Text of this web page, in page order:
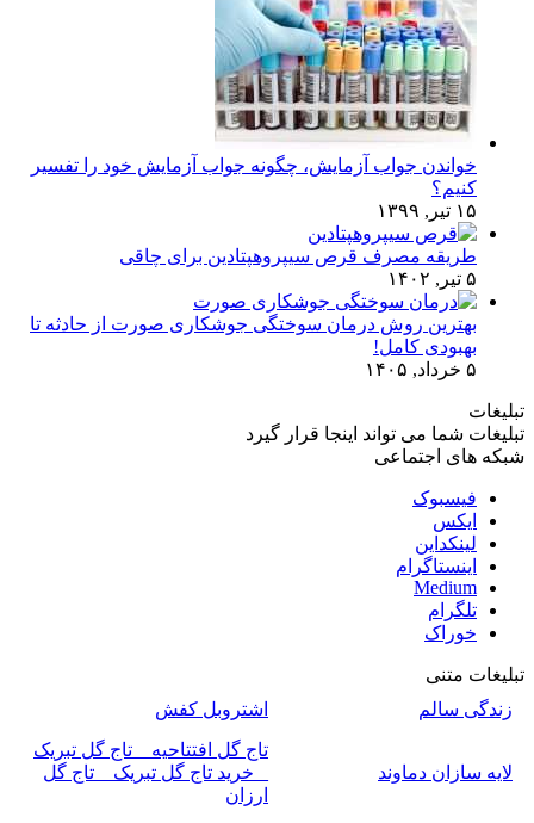
خواندن جواب آزمایش، چگونه جواب آزمایش خود را تفسیر
کنیم؟
۱۵ تیر, ۱۳۹۹
طریقه مصرف قرص سیپروهپتادین برای چاقی
۵ تیر, ۱۴۰۲
بهترین روش درمان سوختگی جوشکاری صورت از حادثه تا
بهبودی کامل!
۵ خرداد, ۱۴۰۵
تبلیغات
تبلیغات شما می تواند اینجا قرار گیرد
شبکه های اجتماعی
فیسبوک
ایکس
لینکداین
اینستاگرام
Medium
تلگرام
خوراک
تبلیغات متنی
زندگی سالم
اشتروبل کفش
لایه سازان دماوند
تاج گل افتتاحیه _ تاج گل تبریک
_ خرید تاج گل تبریک _ تاج گل
ارزان